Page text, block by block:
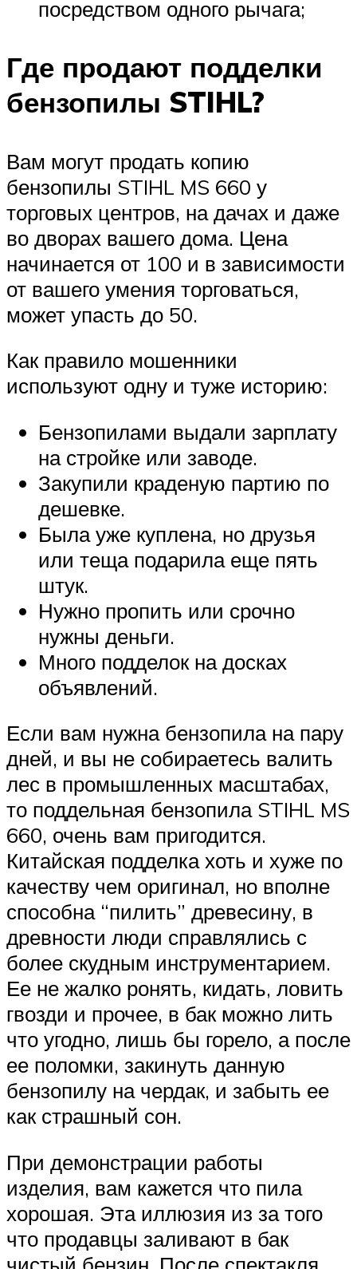
посредством одного рычага;
Где продают подделки
бензопилы STIHL?
Вам могут продать копию
бензопилы STIHL MS 660 у
торговых центров, на дачах и даже
во дворах вашего дома. Цена
начинается от 100 и в зависимости
от вашего умения торговаться,
может упасть до 50.
Как правило мошенники
используют одну и туже историю:
Бензопилами выдали зарплату
на стройке или заводе.
Закупили краденую партию по
дешевке.
Была уже куплена, но друзья
или теща подарила еще пять
штук.
Нужно пропить или срочно
нужны деньги.
Много подделок на досках
объявлений.
Если вам нужна бензопила на пару
дней, и вы не собираетесь валить
лес в промышленных масштабах,
то поддельная бензопила STIHL MS
660, очень вам пригодится.
Китайская подделка хоть и хуже по
качеству чем оригинал, но вполне
способна “пилить” древесину, в
древности люди справлялись с
более скудным инструментарием.
Ее не жалко ронять, кидать, ловить
гвозди и прочее, в бак можно лить
что угодно, лишь бы горело, а после
ее поломки, закинуть данную
бензопилу на чердак, и забыть ее
как страшный сон.
При демонстрации работы
изделия, вам кажется что пила
хорошая. Эта иллюзия из за того
что продавцы заливают в бак